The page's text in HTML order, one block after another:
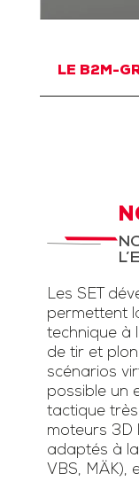
LE B2M-
Les SET
permettent
technique à
de tir et
scénarios
possible un
tactique
moteurs 3D
adaptés à
VBS, MÄK),